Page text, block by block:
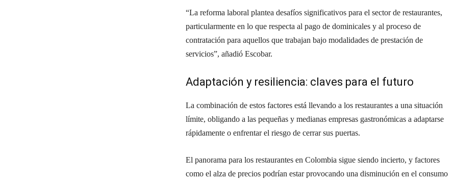
“La reforma laboral plantea desafíos significativos para el sector de restaurantes,
particularmente en lo que respecta al pago de dominicales y al proceso de
contratación para aquellos que trabajan bajo modalidades de prestación de
servicios”, añadió Escobar.
Adaptación y resiliencia: claves para el futuro
La combinación de estos factores está llevando a los restaurantes a una situación
límite, obligando a las pequeñas y medianas empresas gastronómicas a adaptarse
rápidamente o enfrentar el riesgo de cerrar sus puertas.
El panorama para los restaurantes en Colombia sigue siendo incierto, y factores
como el alza de precios podrían estar provocando una disminución en el consumo